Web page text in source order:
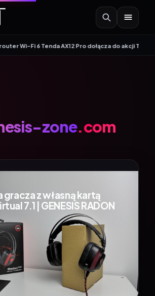
Wi-Fi 6 Tenda AX12 Pro dołącza do akcji Tenda
zone.com
gracza z własną kartą
7.1 | GENESIS RADON